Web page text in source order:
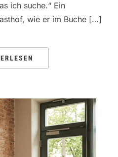
ich suche.“ Ein
wie er im Buche […]